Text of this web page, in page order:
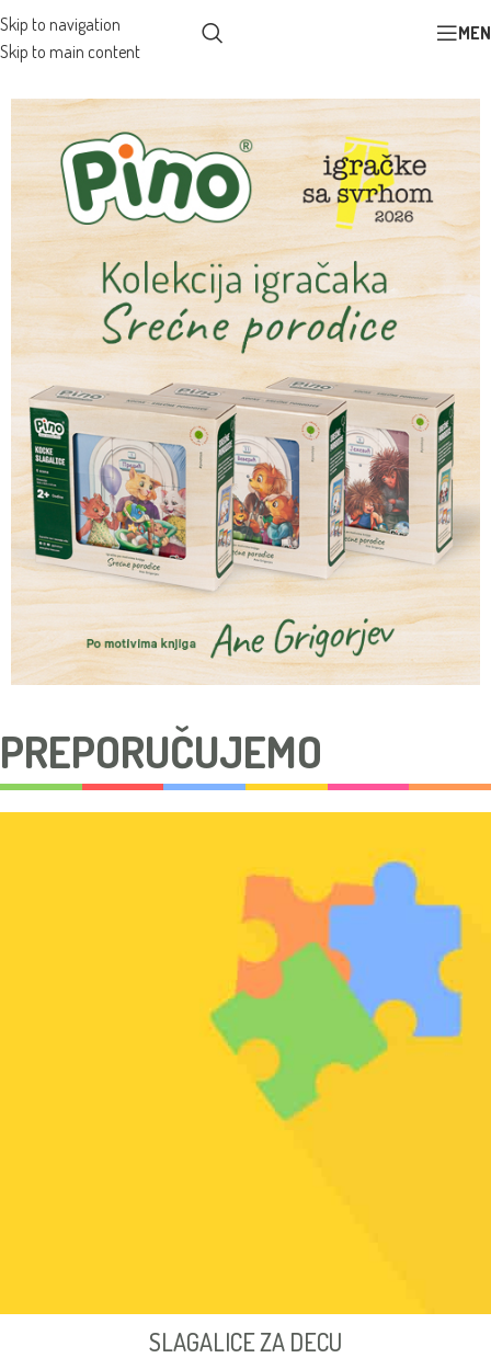
Skip to navigation
Skip to main content
PREPORUČUJEMO
SLAGALICE ZA DECU